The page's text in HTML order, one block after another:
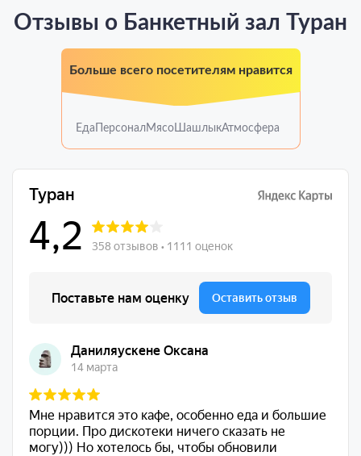
Отзывы о Банкетный зал Туран
Больше всего посетителям нравится
Еда ПерсоналМясоШашлыкАтмосфера